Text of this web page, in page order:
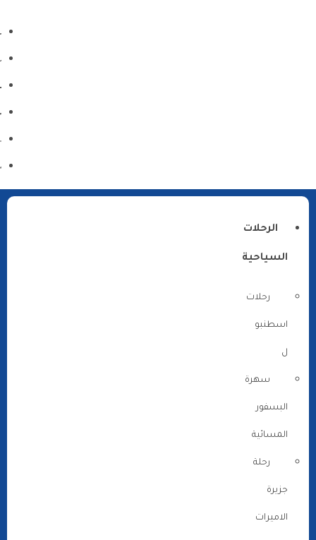
الرحلات
السياحية
رحلات
اسطنبو
ل
سهرة
البسفور
المسائية
رحلة
جزيرة
الاميرات